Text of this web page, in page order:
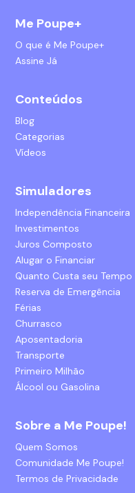
Me Poupe+
O que é Me Poupe+
Assine Já
Conteúdos
Blog
Categorias
Vídeos
Simuladores
Independência Financeira
Investimentos
Juros Composto
Alugar o Financiar
Quanto Custa seu Tempo
Reserva de Emergência
Férias
Churrasco
Aposentadoria
Transporte
Primeiro Milhão
Álcool ou Gasolina
Sobre a Me Poupe!
Quem Somos
Comunidade Me Poupe!
Termos de Privacidade